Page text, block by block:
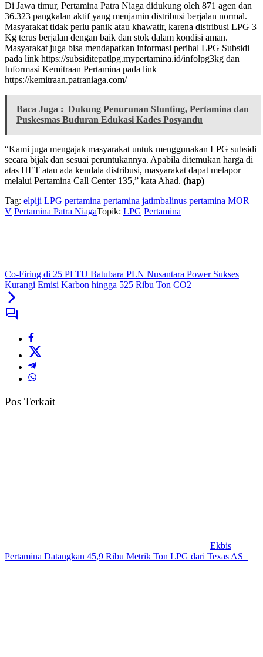
Di Jawa timur, Pertamina Patra Niaga didukung oleh 871 agen dan
36.323 pangkalan aktif yang menjamin distribusi berjalan normal.
Masyarakat tidak perlu panik atau khawatir, karena distribusi LPG 3
Kg terus berjalan dengan baik dan stok dalam kondisi aman.
Masyarakat juga bisa mendapatkan informasi perihal LPG Subsidi
pada link https://subsiditepatlpg.mypertamina.id/infolpg3kg dan
Informasi Kemitraan Pertamina pada link
https://kemitraan.patraniaga.com/
Baca Juga : Dukung Penurunan Stunting, Pertamina dan
Puskesmas Buduran Edukasi Kades Posyandu
“Kami juga mengajak masyarakat untuk menggunakan LPG subsidi
secara bijak dan sesuai peruntukannya. Apabila ditemukan harga di
atas HET atau ada kendala distribusi, masyarakat dapat melapor
melalui Pertamina Call Center 135,” kata Ahad. (hap)
Tag: elpiji LPG pertamina pertamina jatimbalinus pertamina MOR
V Pertamina Patra NiagaTopik: LPG Pertamina
Co-Firing di 25 PLTU Batubara PLN Nusantara Power Sukses
Kurangi Emisi Karbon hingga 525 Ribu Ton CO2
Pos Terkait
Ekbis
Pertamina Datangkan 45,9 Ribu Metrik Ton LPG dari Texas AS